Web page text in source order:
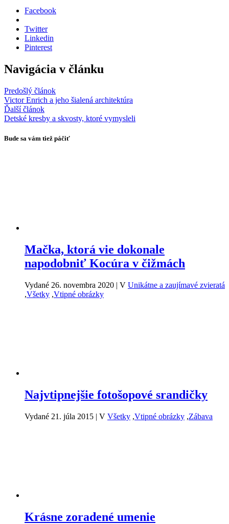
Facebook
Twitter
Linkedin
Pinterest
Navigácia v článku
Predošlý článok
Victor Enrich a jeho šialená architektúra
Ďalší článok
Detské kresby a skvosty, ktoré vymysleli
Bude sa vám tiež páčiť
Mačka, ktorá vie dokonale
napodobniť Kocúra v čižmách
Vydané 26. novembra 2020 | V Unikátne a zaujímavé zvieratá
,Všetky ,Vtipné obrázky
Najvtipnejšie fotošopové srandičky
Vydané 21. júla 2015 | V Všetky ,Vtipné obrázky ,Zábava
Krásne zoradené umenie